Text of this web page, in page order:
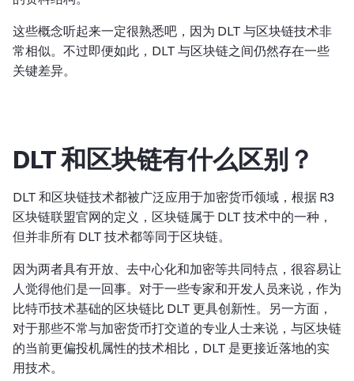
这些概念听起来一定很熟悉吧，因为 DLT 与区块链技术非
常相似。不过即便如此，DLT 与区块链之间仍然存在一些
关键差异。
DLT 和区块链有什么区别？
DLT 和区块链技术都被广泛应用于加密货币领域，根据 R3
区块链联盟官网的定义，区块链属于 DLT 技术中的一种，
但并非所有 DLT 技术都等同于区块链。
因为两者具有开放、去中心化和加密等共同特点，很容易让
人觉得他们是一回事。对于一些专家和开发人员来说，作为
比特币技术基础的区块链比 DLT 更具创新性。另一方面，
对于那些不常与加密货币打交道的专业人士来说，与区块链
的当前更偏投机属性的技术相比，DLT 是更接近落地的实
用技术。